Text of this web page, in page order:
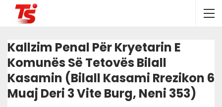
Kallzim Penal Për Kryetarin E
Komunës Së Tetovës Bilall
Kasamin (Bilall Kasami Rrezikon 6
Muaj Deri 3 Vite Burg, Neni 353)